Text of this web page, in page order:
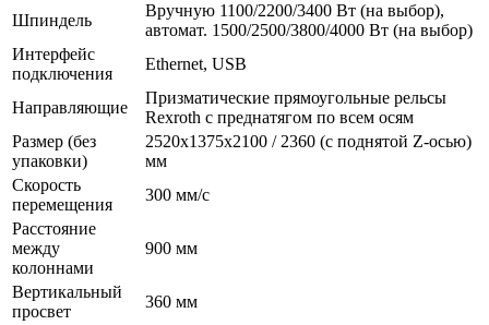
Шпиндель
Вручную 1100/2200/3400 Вт (на выбор),
автомат. 1500/2500/3800/4000 Вт (на выбор)
Интерфейс
подключения
Ethernet, USB
Направляющие
Призматические прямоугольные рельсы
Rexroth с преднатягом по всем осям
Размер (без
упаковки)
2520х1375х2100 / 2360 (с поднятой Z-осью)
мм
Cкорость
перемещения
300 мм/с
Расстояние
между
колоннами
900 мм
Вертикальный
просвет
360 мм